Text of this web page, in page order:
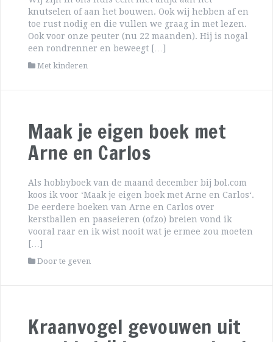
knutselen of aan het bouwen. Ook wij hebben af en
toe rust nodig en die vullen we graag in met lezen.
Ook voor onze peuter (nu 22 maanden). Hij is nogal
een rondrenner en beweegt […]
Met kinderen
Maak je eigen boek met
Arne en Carlos
Als hobbyboek van de maand december bij bol.com
koos ik voor ‘Maak je eigen boek met Arne en Carlos‘.
De eerdere boeken van Arne en Carlos over
kerstballen en paaseieren (ofzo) breien vond ik
vooral raar en ik wist nooit wat je ermee zou moeten
[…]
Door te geven
Kraanvogel gevouwen uit